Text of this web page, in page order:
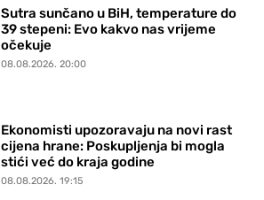
Sutra sunčano u BiH, temperature do
39 stepeni: Evo kakvo nas vrijeme
očekuje
08.08.2026. 20:00
Ekonomisti upozoravaju na novi rast
cijena hrane: Poskupljenja bi mogla
stići već do kraja godine
08.08.2026. 19:15